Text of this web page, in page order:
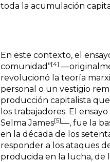
toda la acumulación
En este contexto, el
comunidad”[4]
revolucionó la teoría
personal o un vestigio
producción capitalista
los trabajadores. El
Selma James[5]—, fue la
en la década de los
responder a los ataques
producida en la lucha, de